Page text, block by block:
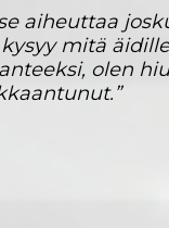
aiheuttaa
mitä
olen